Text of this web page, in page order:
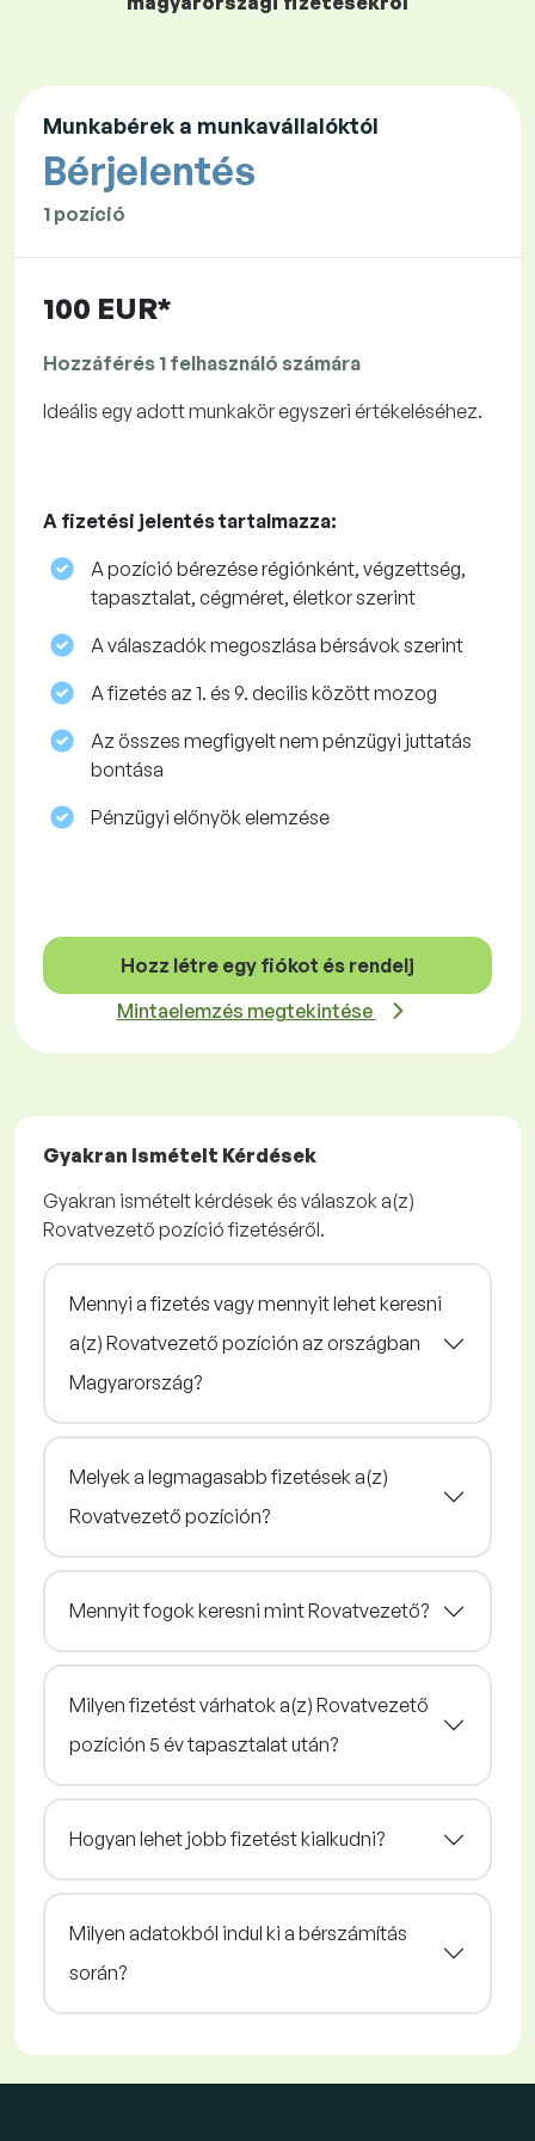
Munkabérek a munkavállalóktól
Bérjelentés
1 pozíció
100 EUR*
Hozzáférés 1 felhasználó számára
Ideális egy adott munkakör egyszeri értékeléséhez.
A fizetési jelentés tartalmazza:
A pozíció bérezése régiónként, végzettség,
tapasztalat, cégméret, életkor szerint
A válaszadók megoszlása ​​bérsávok szerint
A fizetés az 1. és 9. decilis között mozog
Az összes megfigyelt nem pénzügyi juttatás
bontása
Pénzügyi előnyök elemzése
Hozz létre egy fiókot és rendelj
Mintaelemzés megtekintése
Gyakran Ismételt Kérdések
Gyakran ismételt kérdések és válaszok a(z)
Rovatvezető pozíció fizetéséről.
Mennyi a fizetés vagy mennyit lehet keresni
a(z) Rovatvezető pozíción az országban
Magyarország?
Melyek a legmagasabb fizetések a(z)
Rovatvezető pozíción?
Mennyit fogok keresni mint Rovatvezető?
Milyen fizetést várhatok a(z) Rovatvezető
pozíción 5 év tapasztalat után?
Hogyan lehet jobb fizetést kialkudni?
Milyen adatokból indul ki a bérszámítás
során?